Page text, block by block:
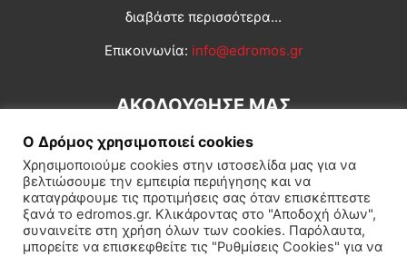
διαβάστε περισσότερα...
Επικοινωνία: info@edromos.gr
ΑΚΟΛΟΥΘΗΣΕ ΜΑΣ
Εγγραφή συνδρομητή Πολιτική Διεθνή Κοινωνία
Ο Δρόμος χρησιμοποιεί cookies
Χρησιμοποιούμε cookies στην ιστοσελίδα μας για να
βελτιώσουμε την εμπειρία περιήγησης και να
καταγράφουμε τις προτιμήσεις σας όταν επισκέπτεστε
ξανά το edromos.gr. Κλικάροντας στο "Αποδοχή όλων",
συναινείτε στη χρήση όλων των cookies. Παρόλαυτα,
μπορείτε να επισκεφθείτε τις "Ρυθμίσεις Cookies" για να